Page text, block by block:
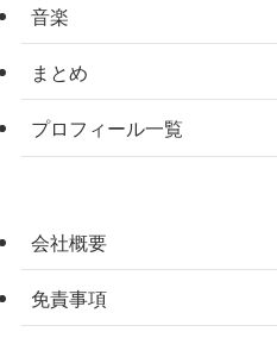
音楽
まとめ
プロフィール一覧
会社概要
免責事項